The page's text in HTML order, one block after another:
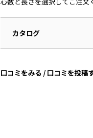
カタログ
口コミをみる / 口コミを投稿